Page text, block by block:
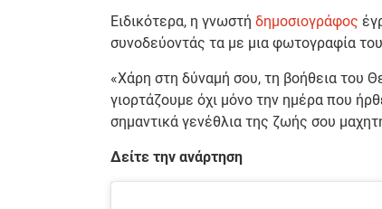
Ειδικότερα, η γνωστή δημοσιογράφος
συνοδεύοντάς τα με μια φωτογραφία
«Χάρη στη δύναμή σου, τη βοήθεια του
γιορτάζουμε όχι μόνο την ημέρα που
σημαντικά γενέθλια της ζωής σου
Δείτε την ανάρτηση